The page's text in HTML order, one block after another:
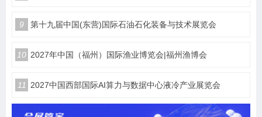
9 第十九届中国(东营)国际石油石化装备与技术展览会
10 2027年中国（福州）国际渔业博览会|福州渔博会
11 2027中国西部国际AI算力与数据中心液冷产业展览会